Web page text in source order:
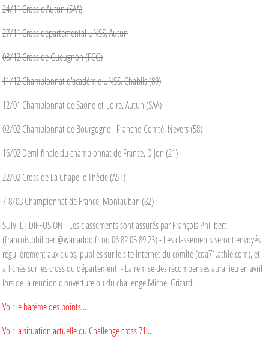
24/11 Cross d'Autun (SAA)
27/11 Cross départemental UNSS, Autun
08/12 Cross de Gueugnon (FCG)
11/12 Championnat d'académie UNSS, Chablis (89)
12/01 Championnat de Saône-et-Loire, Autun (SAA)
02/02 Championnat de Bourgogne - Franche-Comté, Nevers (58)
16/02 Demi-finale du championnat de France, Dijon (21)
22/02 Cross de La Chapelle-Thècle (AST)
7-8/03 Championnat de France, Montauban (82)
SUIVI ET DIFFUSION - Les classements sont assurés par François Philibert
(francois.philibert@wanadoo.fr ou 06 82 05 89 23) - Les classements seront envoyés
régulièrement aux clubs, publiés sur le site internet du comité (cda71.athle.com), et
affichés sur les cross du département. - La remise des récompenses aura lieu en avril
lors de la réunion d'ouverture ou du challenge Michel Grizard.
Voir le barème des points...
Voir la situation actuelle du Challenge cross 71...